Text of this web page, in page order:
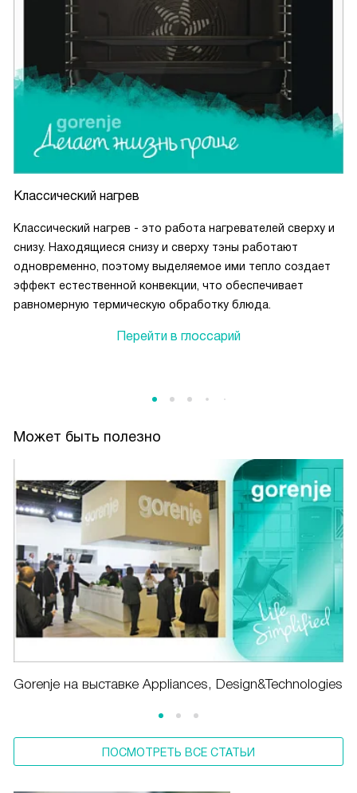
Классический нагрев
Классический нагрев - это работа нагревателей сверху и
снизу. Находящиеся снизу и сверху тэны работают
одновременно, поэтому выделяемое ими тепло создает
эффект естественной конвекции, что обеспечивает
равномерную термическую обработку блюда.
Перейти в глоссарий
Может быть полезно
Gorenje на выставке Appliances, Design&Technologies
ПОСМОТРЕТЬ ВСЕ СТАТЬИ